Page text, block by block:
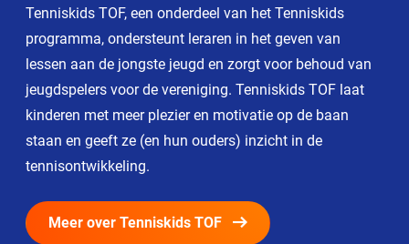
Tenniskids TOF, een onderdeel van het Tenniskids
programma, ondersteunt leraren in het geven van
lessen aan de jongste jeugd en zorgt voor behoud van
jeugdspelers voor de vereniging. Tenniskids TOF laat
kinderen met meer plezier en motivatie op de baan
staan en geeft ze (en hun ouders) inzicht in de
tennisontwikkeling.
Meer over Tenniskids TOF